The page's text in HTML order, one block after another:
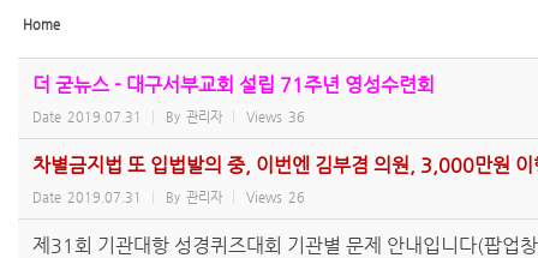
Home
더 굳뉴스 - 대구서부교회 설립 71주년 영성수련회
Date 2019.07.31 By 관리자 Views 36
차별금지법 또 입법발의 중, 이번엔 김부겸 의원, 3,000만원 이
Date 2019.07.31 By 관리자 Views 26
제31회 기관대항 성경퀴즈대회 기관별 문제 안내입니다(팝업